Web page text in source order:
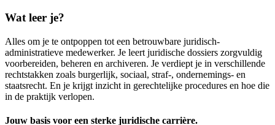
Wat leer je?
Alles om je te ontpoppen tot een betrouwbare juridisch-
administratieve medewerker. Je leert juridische dossiers zorgvuldig
voorbereiden, beheren en archiveren. Je verdiept je in verschillende
rechtstakken zoals burgerlijk, sociaal, straf-, ondernemings- en
staatsrecht. En je krijgt inzicht in gerechtelijke procedures en hoe die
in de praktijk verlopen.
Jouw basis voor een sterke juridische carrière.